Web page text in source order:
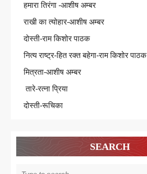
हमारा तिरंगा -आशीष अम्बर
राखी का त्योहार-आशीष अम्बर
दोस्ती-राम किशोर पाठक
नित्य राष्ट्र-हित रक्त बहेगा-राम किशोर पाठक
मित्रता-आशीष अम्बर
तारे-रत्ना प्रिया
दोस्ती-रूचिका
SEARCH